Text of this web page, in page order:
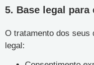
5. Base legal para
O tratamento dos seus
legal: